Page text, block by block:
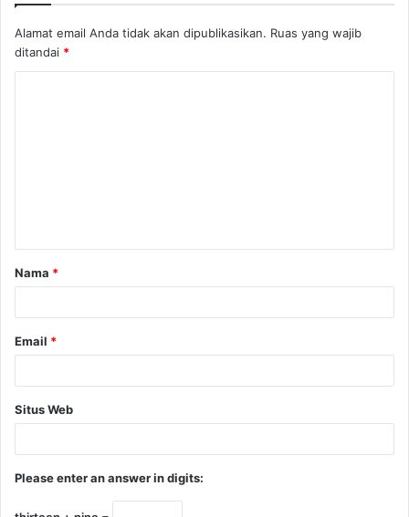
Alamat email Anda tidak akan dipublikasikan. Ruas yang wajib
ditandai *
Nama *
Email *
Situs Web
Please enter an answer in digits: